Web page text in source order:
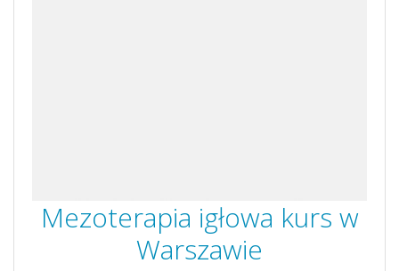
Mezoterapia igłowa kurs w
Warszawie